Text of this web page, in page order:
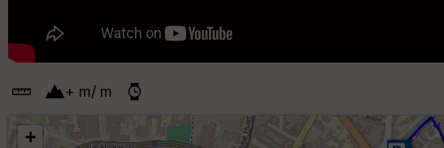
+ m/ m
+